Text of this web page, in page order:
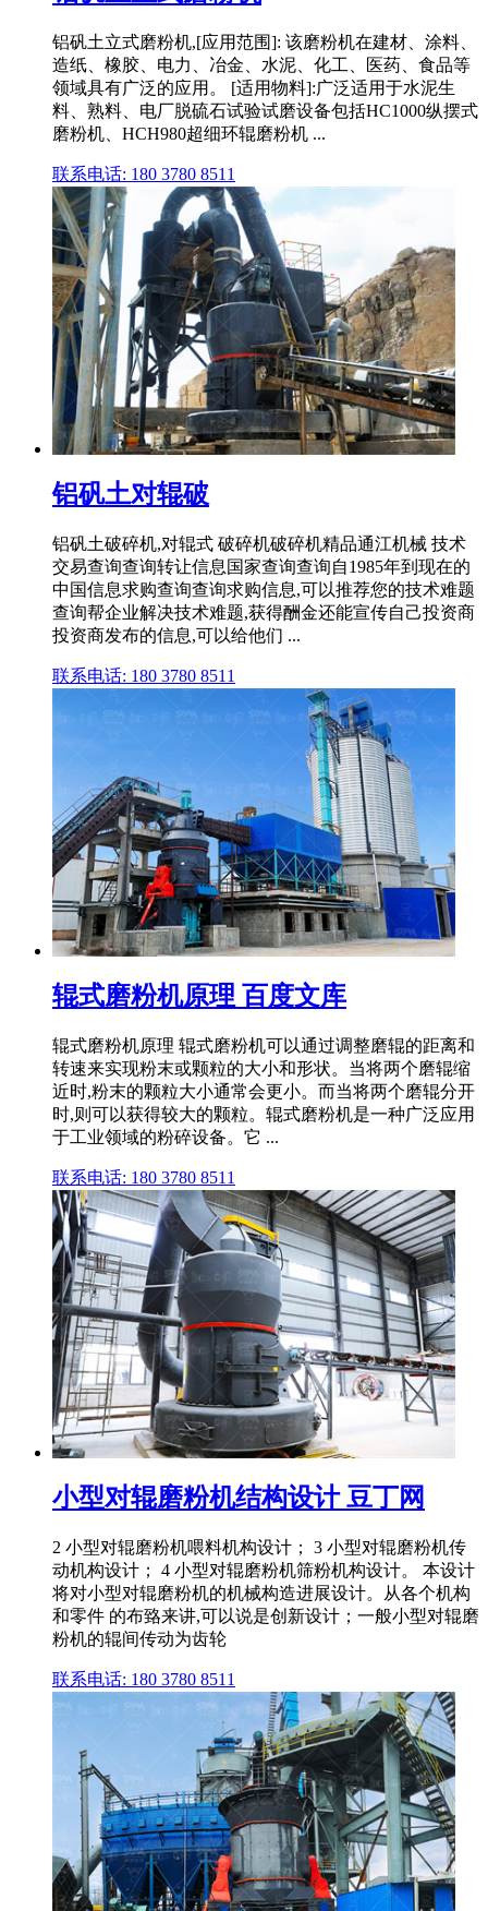
铝矾土立式磨粉机,[应用范围]: 该磨粉机在建材、涂料、
造纸、橡胶、电力、冶金、水泥、化工、医药、食品等
领域具有广泛的应用。 [适用物料]:广泛适用于水泥生
料、熟料、电厂脱硫石试验试磨设备包括HC1000纵摆式
磨粉机、HCH980超细环辊磨粉机 ...
联系电话: 180 3780 8511
铝矾土对辊破
铝矾土破碎机,对辊式 破碎机破碎机精品通江机械 技术
交易查询查询转让信息国家查询查询自1985年到现在的
中国信息求购查询查询求购信息,可以推荐您的技术难题
查询帮企业解决技术难题,获得酬金还能宣传自己投资商
投资商发布的信息,可以给他们 ...
联系电话: 180 3780 8511
辊式磨粉机原理 百度文库
辊式磨粉机原理 辊式磨粉机可以通过调整磨辊的距离和
转速来实现粉末或颗粒的大小和形状。当将两个磨辊缩
近时,粉末的颗粒大小通常会更小。而当将两个磨辊分开
时,则可以获得较大的颗粒。辊式磨粉机是一种广泛应用
于工业领域的粉碎设备。它 ...
联系电话: 180 3780 8511
小型对辊磨粉机结构设计 豆丁网
2 小型对辊磨粉机喂料机构设计； 3 小型对辊磨粉机传
动机构设计； 4 小型对辊磨粉机筛粉机构设计。 本设计
将对小型对辊磨粉机的机械构造进展设计。从各个机构
和零件 的布臵来讲,可以说是创新设计；一般小型对辊磨
粉机的辊间传动为齿轮
联系电话: 180 3780 8511